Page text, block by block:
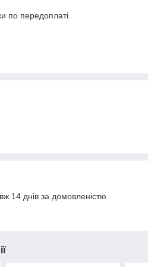
по передоплаті.
14 днів за домовленістю